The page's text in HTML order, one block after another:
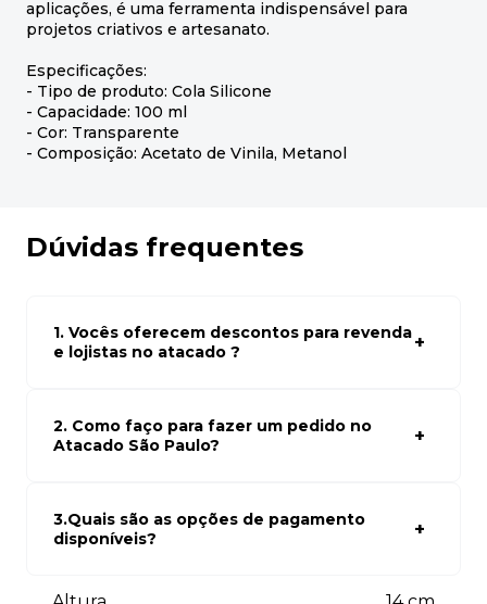
aplicações, é uma ferramenta indispensável para
projetos criativos e artesanato.
Especificações:
- Tipo de produto: Cola Silicone
- Capacidade: 100 ml
- Cor: Transparente
- Composição: Acetato de Vinila, Metanol
Dúvidas frequentes
1. Vocês oferecem descontos para revenda
e lojistas no atacado ?
atacado empresas e compre com os melhores preços
para seu modelo de negócio
2. Como faço para fazer um pedido no
Atacado São Paulo?
carrinho. Em seguida, siga as instruções para finalizar a
compra. Se precisar de ajuda, nossa equipe de suporte
está à disposição para auxiliá-lo.
3.Quais são as opções de pagamento
disponíveis?
(5% off) cartões de crédito, boleto bancário. Você pode